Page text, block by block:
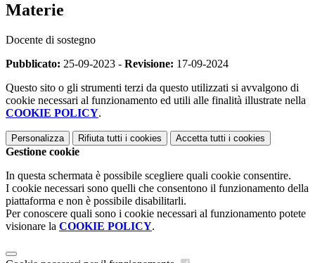
Materie
Docente di sostegno
Pubblicato: 25-09-2023 - Revisione: 17-09-2024
Questo sito o gli strumenti terzi da questo utilizzati si avvalgono di
cookie necessari al funzionamento ed utili alle finalità illustrate nella
COOKIE POLICY.
Personalizza Rifiuta tutti i cookies Accetta tutti i cookies
Gestione cookie
In questa schermata è possibile scegliere quali cookie consentire.
I cookie necessari sono quelli che consentono il funzionamento della
piattaforma e non è possibile disabilitarli.
Per conoscere quali sono i cookie necessari al funzionamento potete
visionare la COOKIE POLICY.